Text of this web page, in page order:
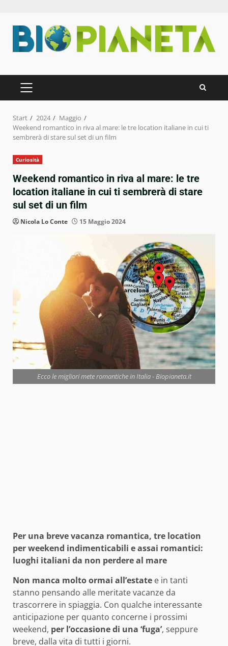
Inhalt
springen
PRIMÄRES
MENÜ
Start 2024
Maggio
Weekend romantico in riva al mare: le tre location italiane in cui ti
sembrerà di stare sul set di un film
Curiosità
Weekend romantico in riva al mare: le tre
location italiane in cui ti sembrerà di stare
sul set di un film
Nicola Lo Conte 15 Maggio 2024
Ecco le migliori mete romantiche in Italia - Biopianeta.it
Per una breve vacanza romantica, tre location
per weekend indimenticabili e assai romantici:
luoghi italiani da non perdere al mare
Non manca molto ormai all’estate e in tanti
stanno pensando alle meritate vacanze da
trascorrere in spiaggia. Con qualche interessante
anticipazione per quanto concerne i prossimi
weekend, per l’occasione di una ‘fuga’, seppure
breve, dalla vita di tutti i giorni.